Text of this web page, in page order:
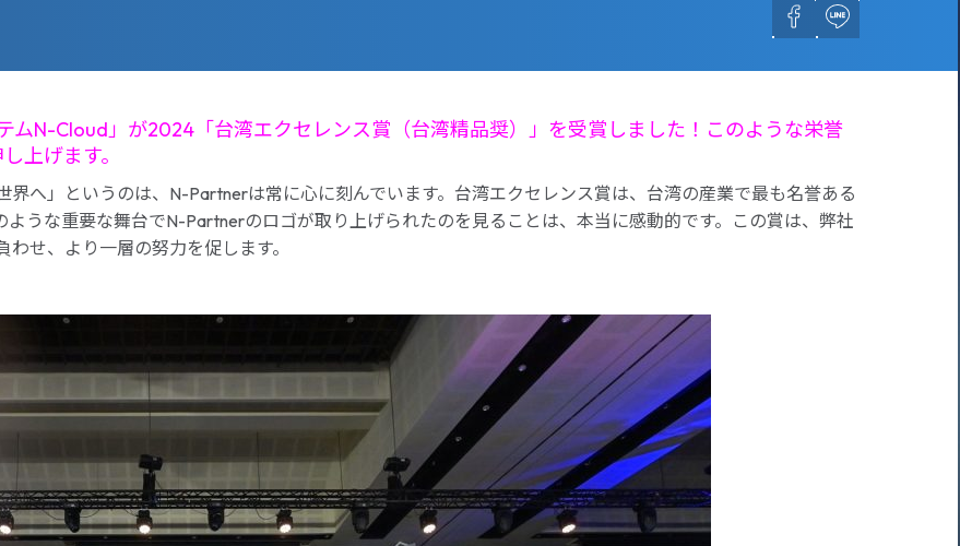
ムN-Cloud」が2024「台湾エクセレンス賞（台湾精品奨）」を受賞しました！このような栄誉
上げます。
界へ」というのは、N-Partnerは常に心に刻んでいます。台湾エクセレンス賞は、台湾の産業で最も名誉ある
うな重要な舞台でN-Partnerのロゴが取り上げられたのを見ることは、本当に感動的です。この賞は、弊社
せ、より一層の努力を促します。